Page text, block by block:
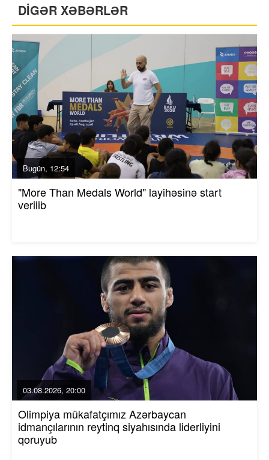
DİGƏR XƏBƏRLƏR
Bugün, 12:54
"More Than Medals World" layihəsinə start
verilib
03.08.2026, 20:00
Olimpiya mükafatçımız Azərbaycan
idmançılarının reytinq siyahısında liderliyini
qoruyub